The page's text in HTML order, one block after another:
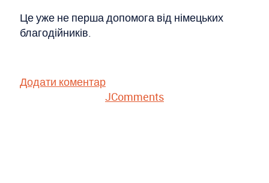
Це уже не перша допомога від німецьких
благодійників.
Додати коментар
JComments